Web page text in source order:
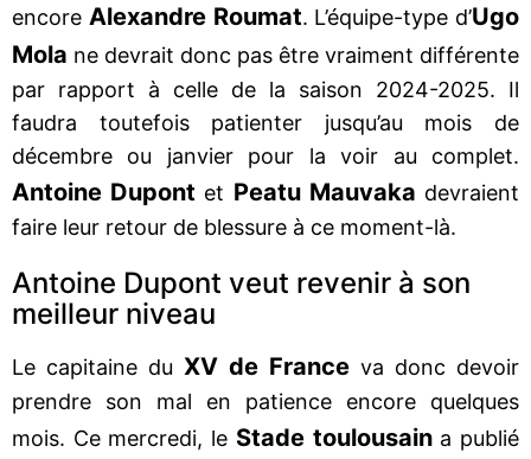
encore Alexandre Roumat. L’équipe-type d’Ugo
Mola ne devrait donc pas être vraiment différente
par rapport à celle de la saison 2024-2025. Il
faudra toutefois patienter jusqu’au mois de
décembre ou janvier pour la voir au complet.
Antoine Dupont et Peatu Mauvaka devraient
faire leur retour de blessure à ce moment-là.
Antoine Dupont veut revenir à son
meilleur niveau
Le capitaine du XV de France va donc devoir
prendre son mal en patience encore quelques
mois. Ce mercredi, le Stade toulousaina publié